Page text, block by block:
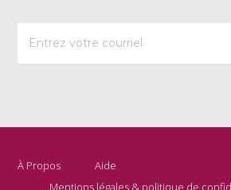
À Propos
Aide
Mentions légales & politique de